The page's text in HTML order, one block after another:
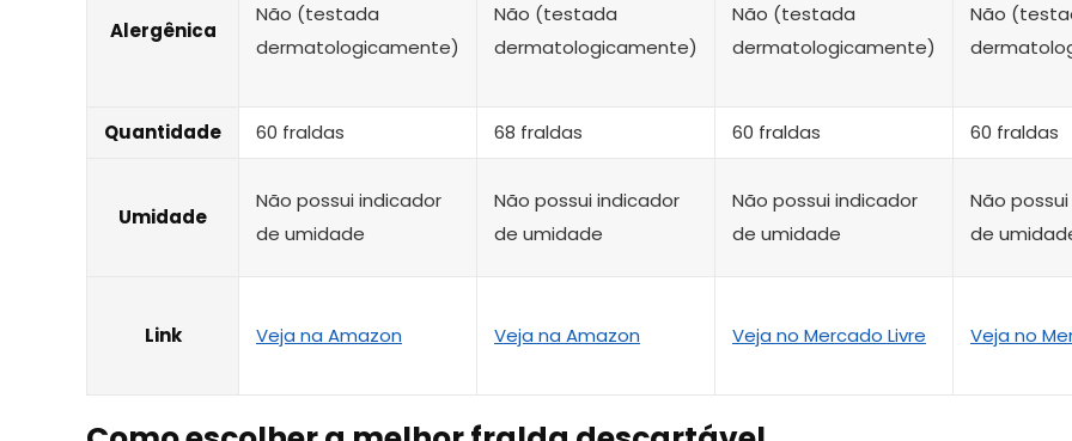
Alergênica
Não (testada
dermatologicamente)
Não (testada
dermatologicamente)
Não (testada
dermatologicamente)
Não
Quantidade 60 fraldas 68 fraldas 60 fraldas 60 fraldas
Umidade
Não possui indicador
de umidade
Não possui indicador
de umidade
Não possui indicador
de umidade
Não
de
Link Veja na Amazon Veja na Amazon Veja no Mercado Livre Veja no